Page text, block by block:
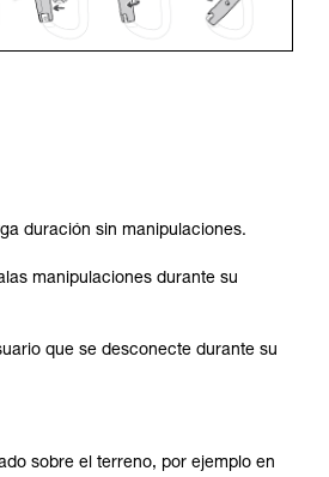
duración sin manipulaciones.
manipulaciones durante su
que se desconecte durante su
sobre el terreno, por ejemplo en